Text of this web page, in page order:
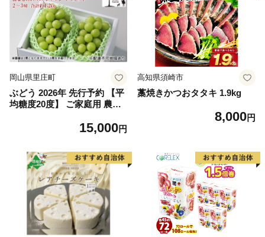
岡山県里庄町
ぶどう 2026年 先行予約 【平
均糖度20度】 ご家庭用 農家
ット 2～3房 合計約1.2kg ブ
直送 】
15,000円
高知県須崎市
藁焼きかつおタタキ 1.9kg
8,000円